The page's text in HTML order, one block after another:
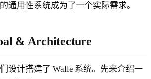
通用性系统成为了一个实际需求。
& Architecture
设计搭建了 Walle 系统。先来介绍一